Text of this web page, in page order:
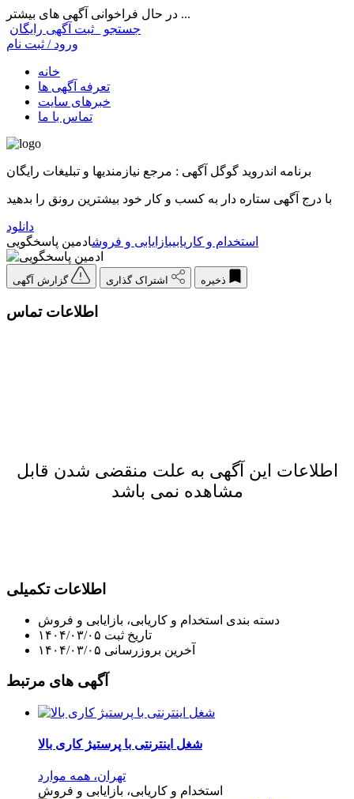
در حال فراخوانی آگهی های بیشتر ...
جستجو
ثبت آگهی رایگان
ورود / ثبت نام
خانه
تعرفه آگهی ها
خبرهای سایت
تماس با ما
برنامه اندروید گوگل آگهی : مرجع نیازمندیها و تبلیغات رایگان
با درج آگهی ستاره دار به کسب و کار خود بیشترین رونق را بدهید
دانلود
استخدام و کاریابیبازایابی و فروشادمین پاسخگویی
گزارش آگهی اشتراک گذاری ذخیره
اطلاعات تماس
اطلاعات این آگهی به علت منقضی شدن قابل
مشاهده نمی باشد
اطلاعات تکمیلی
دسته بندی استخدام و کاریابی، بازایابی و فروش
تاریخ ثبت ۱۴۰۴/۰۳/۰۵
آخرین بروزرسانی ۱۴۰۴/۰۳/۰۵
آگهی های مرتبط
شغل اینترنتی با پرستیژ کاری بالا
تهران، همه موارد
استخدام و کاریابی، بازایابی و فروش